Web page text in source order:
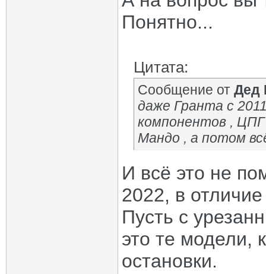
Понятно...
Цитата:
Сообщение от Дед
даже Гранта с
компонентов , ЦПГ
Мандо , а потом
И всё это не
2022, в
Пусть с
это те модели,
остановки.